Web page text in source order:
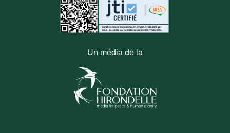
Un média de la